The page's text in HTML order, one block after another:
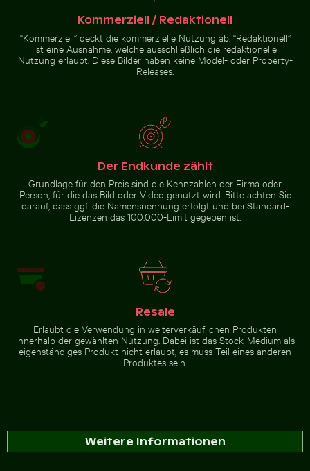
Gefrorene Landschaft am
Thiessower Haken, Rügen Nahaufnahme eines
Malachitfalters auf grünem
Blatt
Kommerziell / Redaktionell
“Kommerziell” deckt die kommerzielle Nutzung ab. “Redaktionell”
ist eine Ausnahme, welche ausschließlich die redaktionelle
Nutzung erlaubt. Diese Bilder haben keine Model- oder Property-
Releases.
Der Endkunde zählt
Grundlage für den Preis sind die Kennzahlen der Firma oder
Person, für die das Bild oder Video genutzt wird. Bitte achten Sie
darauf, dass ggf. die Namensnennung erfolgt und bei Standard-
Lizenzen das 100.000-Limit gegeben ist.
Resale
Erlaubt die Verwendung in weiterverkäuflichen Produkten
innerhalb der gewählten Nutzung. Dabei ist das Stock-Medium als
eigenständiges Produkt nicht erlaubt, es muss Teil eines anderen
Produktes sein.
Weitere Informationen